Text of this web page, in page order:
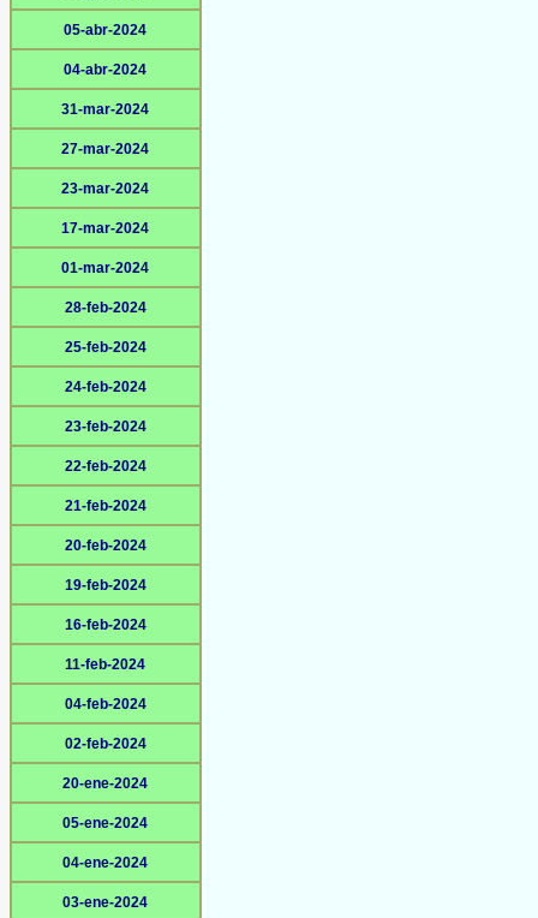
05-abr-2024
04-abr-2024
31-mar-2024
27-mar-2024
23-mar-2024
17-mar-2024
01-mar-2024
28-feb-2024
25-feb-2024
24-feb-2024
23-feb-2024
22-feb-2024
21-feb-2024
20-feb-2024
19-feb-2024
16-feb-2024
11-feb-2024
04-feb-2024
02-feb-2024
20-ene-2024
05-ene-2024
04-ene-2024
03-ene-2024